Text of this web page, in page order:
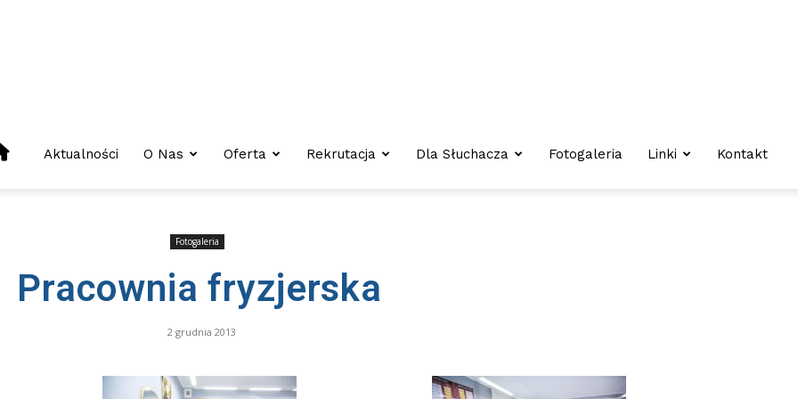
Centrum
Zawodowego
Aktualności O Nas Oferta Rekrutacja Dla Słuchacza Fotogaleria Linki Kontakt
Fotogaleria
Pracownia fryzjerska
2 grudnia 2013